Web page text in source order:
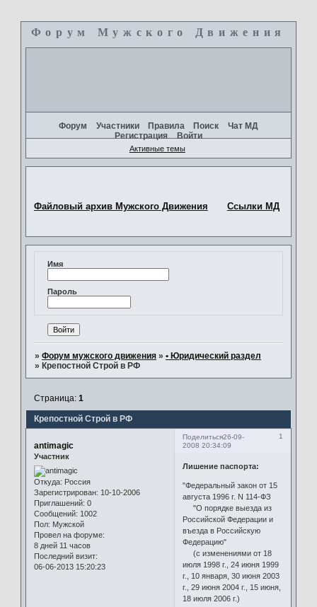
Форум Мужского Движения
Форум Участники Правила Поиск
Чат МД
Регистрация
Войти
Активные темы
Файловый архив Мужского Движения Ссылки МД
Имя
Пароль
» Форум мужского движения » • Юридический раздел
» Крепостной Строй в РФ
Крепостной Строй в РФ
Страница: 1
Поделиться 1
26-09-
2008 20:34:09
antimagic
Участник
Откуда: Россия
Зарегистрирован: 10-10-2006
Приглашений: 0
Сообщений: 1002
Пол: Мужской
Провел на форуме:
8 дней 11 часов
Последний визит:
06-06-2013 15:20:23
Лишение паспорта:
"Федеральный закон от 15
августа 1996 г. N 114-ФЗ
"О порядке выезда из
Российской Федерации и
въезда в Российскую
Федерацию"
(с изменениями от 18
июля 1998 г., 24 июня 1999
г., 10 января, 30 июня 2003
г., 29 июня 2004 г., 15 июня,
18 июля 2006 г.)